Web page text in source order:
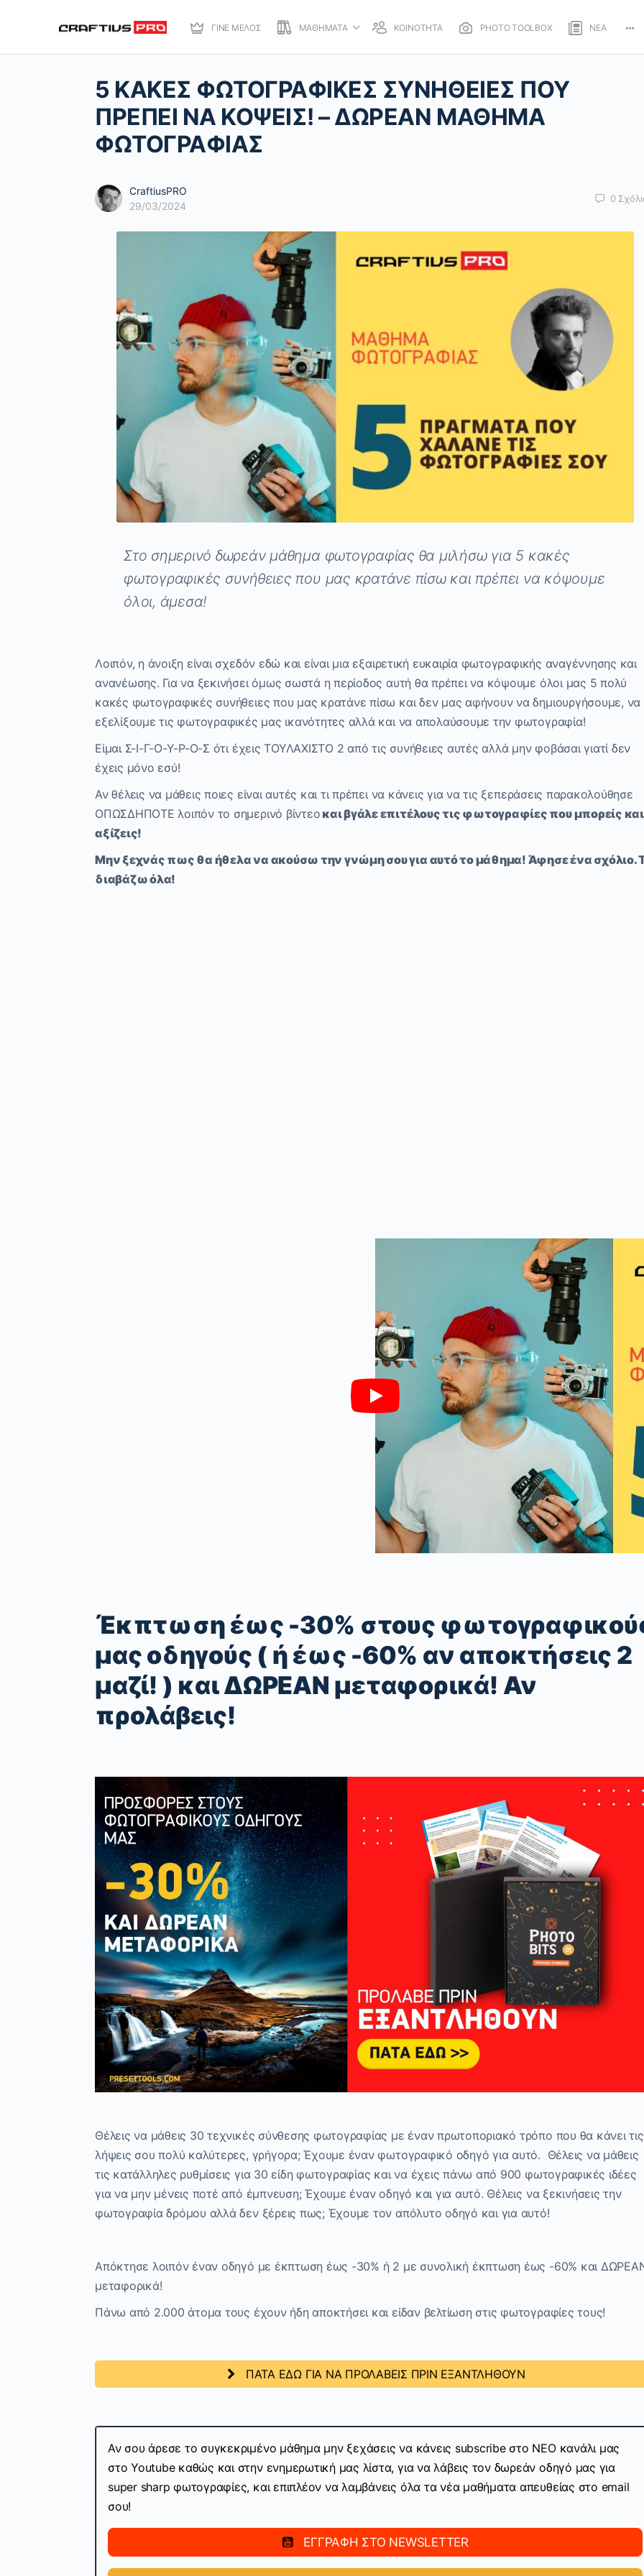
ΓΙΝΕ ΜΕΛΟΣ ΜΑΘΗΜΑΤΑ ΚΟΙΝΟΤΗΤΑ PHOTO TOOLBOX ΝΕΑ
5 ΚΑΚΕΣ ΦΩΤΟΓΡΑΦΙΚΕΣ ΣΥΝΗΘΕΙΕΣ ΠΟΥ
ΠΡΕΠΕΙ ΝΑ ΚΟΨΕΙΣ! – ΔΩΡΕΑΝ ΜΑΘΗΜΑ
ΦΩΤΟΓΡΑΦΙΑΣ
CraftiusPRO
29/03/2024
0
Στο σημερινό δωρεάν μάθημα φωτογραφίας θα μιλήσω για 5 κακές
φωτογραφικές συνήθειες που μας κρατάνε πίσω και πρέπει να κόψουμε
όλοι, άμεσα!
Λοιπόν, η άνοιξη είναι σχεδόν εδώ και είναι μια εξαιρετική ευκαιρία φωτογραφικής αναγέννησης και
ανανέωσης. Για να ξεκινήσει όμως σωστά η περίοδος αυτή θα πρέπει να κόψουμε όλοι μας 5 πολύ
κακές φωτογραφικές συνήθειες που μας κρατάνε πίσω και δεν μας αφήνουν να δημιουργήσουμε, να
εξελίξουμε τις φωτογραφικές μας ικανότητες αλλά και να απολαύσουμε την φωτογραφία!
Είμαι Σ-Ι-Γ-Ο-Υ-Ρ-Ο-Σ ότι έχεις ΤΟΥΛΑΧΙΣΤΟ 2 από τις συνήθειες αυτές αλλά μην φοβάσαι γιατί δεν
έχεις μόνο εσύ!
Αν θέλεις να μάθεις ποιες είναι αυτές και τι πρέπει να κάνεις για να τις ξεπεράσεις παρακολούθησε
ΟΠΩΣΔΗΠΟΤΕ λοιπόν το σημερινό βίντεο και βγάλε επιτέλους τις φωτογραφίες που μπορείς και
αξίζεις!
Μην ξεχνάς πως θα ήθελα να ακούσω την γνώμη σου για αυτό το μάθημα! Άφησε ένα σχόλιο.
διαβάζω όλα!
Έκπτωση έως -30% στους
μας οδηγούς ( ή έως -60% αν αποκτήσεις 2
μαζί! ) και ΔΩΡΕΑΝ μεταφορικά! Αν
προλάβεις!
Θέλεις να μάθεις 30 τεχνικές σύνθεσης φωτογραφίας με έναν πρωτοποριακό τρόπο που θα κάνει τις
λήψεις σου πολύ καλύτερες, γρήγορα; Έχουμε έναν φωτογραφικό οδηγό για αυτό. Θέλεις να μάθεις
τις κατάλληλες ρυθμίσεις για 30 είδη φωτογραφίας και να έχεις πάνω από 900 φωτογραφικές ιδέες
για να μην μένεις ποτέ από έμπνευση; Έχουμε έναν οδηγό και για αυτό. Θέλεις να ξεκινήσεις την
φωτογραφία δρόμου αλλά δεν ξέρεις πως; Έχουμε τον απόλυτο οδηγό και για αυτό!
Απόκτησε λοιπόν έναν οδηγό με έκπτωση έως -30% ή 2 με συνολική έκπτωση έως -60% και
μεταφορικά!
Πάνω από 2.000 άτομα τους έχουν ήδη αποκτήσει και είδαν βελτίωση στις φωτογραφίες τους!
ΠΑΤΑ ΕΔΩ ΓΙΑ ΝΑ ΠΡΟΛΑΒΕΙΣ ΠΡΙΝ ΕΞΑΝΤΛΗΘΟΥΝ
Αν σου άρεσε το συγκεκριμένο μάθημα μην ξεχάσεις να κάνεις subscribe στo ΝΕΟ κανάλι μας
στο Youtube καθώς και στην ενημερωτική μας λίστα, για να λάβεις τον δωρεάν οδηγό μας για
super sharp φωτογραφίες, και επιπλέον να λαμβάνεις όλα τα νέα μαθήματα απευθείας στο email
σου!
ΕΓΓΡΑΦΗ ΣΤΟ NEWSLETTER